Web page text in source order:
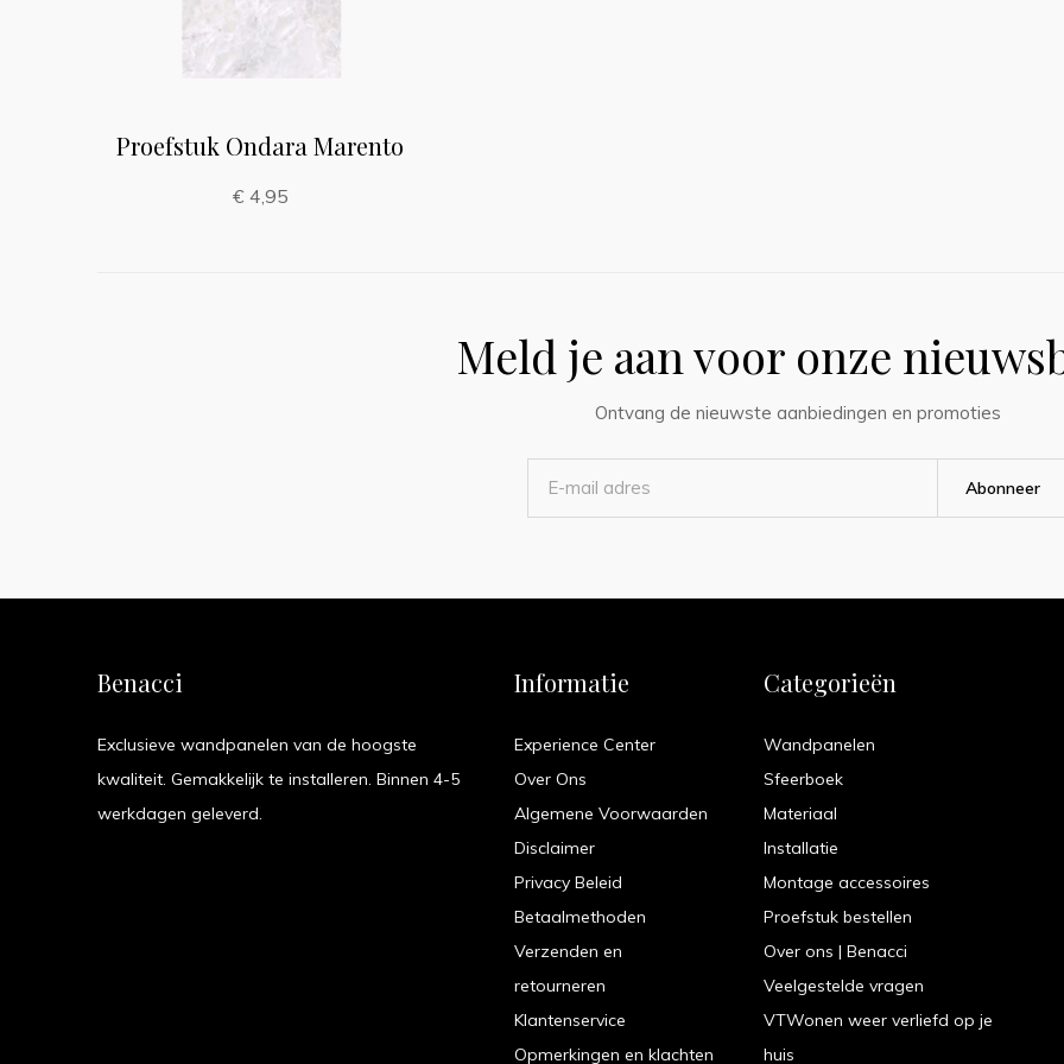
Proefstuk Ondara Marento
€ 4,95
Meld je aan voor onze
Ontvang de nieuwste aanbiedingen en promoties
Abonneer
Benacci
Exclusieve wandpanelen van de hoogste
kwaliteit. Gemakkelijk te installeren. Binnen 4-5
werkdagen geleverd.
Informatie
Experience Center
Over Ons
Algemene Voorwaarden
Disclaimer
Privacy Beleid
Betaalmethoden
Verzenden en
retourneren
Klantenservice
Opmerkingen en klachten
Categorieën
Wandpanelen
Sfeerboek
Materiaal
Installatie
Montage accessoires
Proefstuk bestellen
Over ons | Benacci
Veelgestelde vragen
VTWonen weer verliefd op je
huis